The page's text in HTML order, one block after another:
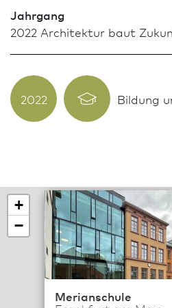
Jahrgang
2022 Archi­tektur baut
2022 Bildung
Merianschule
+
−